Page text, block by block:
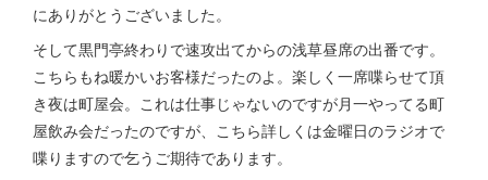
にありがとうございました。
そして黒門亭終わりで速攻出てからの浅草昼席の出番です。
こちらもね暖かいお客様だったのよ。楽しく一席喋らせて頂
き夜は町屋会。これは仕事じゃないのですが月一やってる町
屋飲み会だったのですが、こちら詳しくは金曜日のラジオで
喋りますので乞うご期待であります。